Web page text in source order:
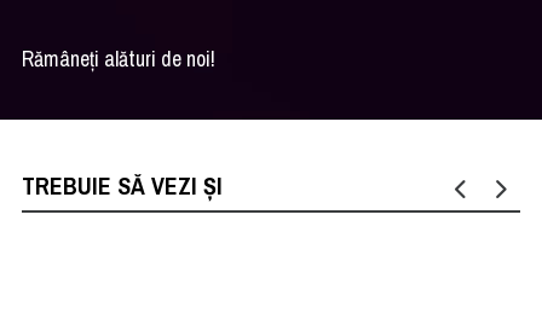
Rămâneți alături de noi!
TREBUIE SĂ VEZI ȘI